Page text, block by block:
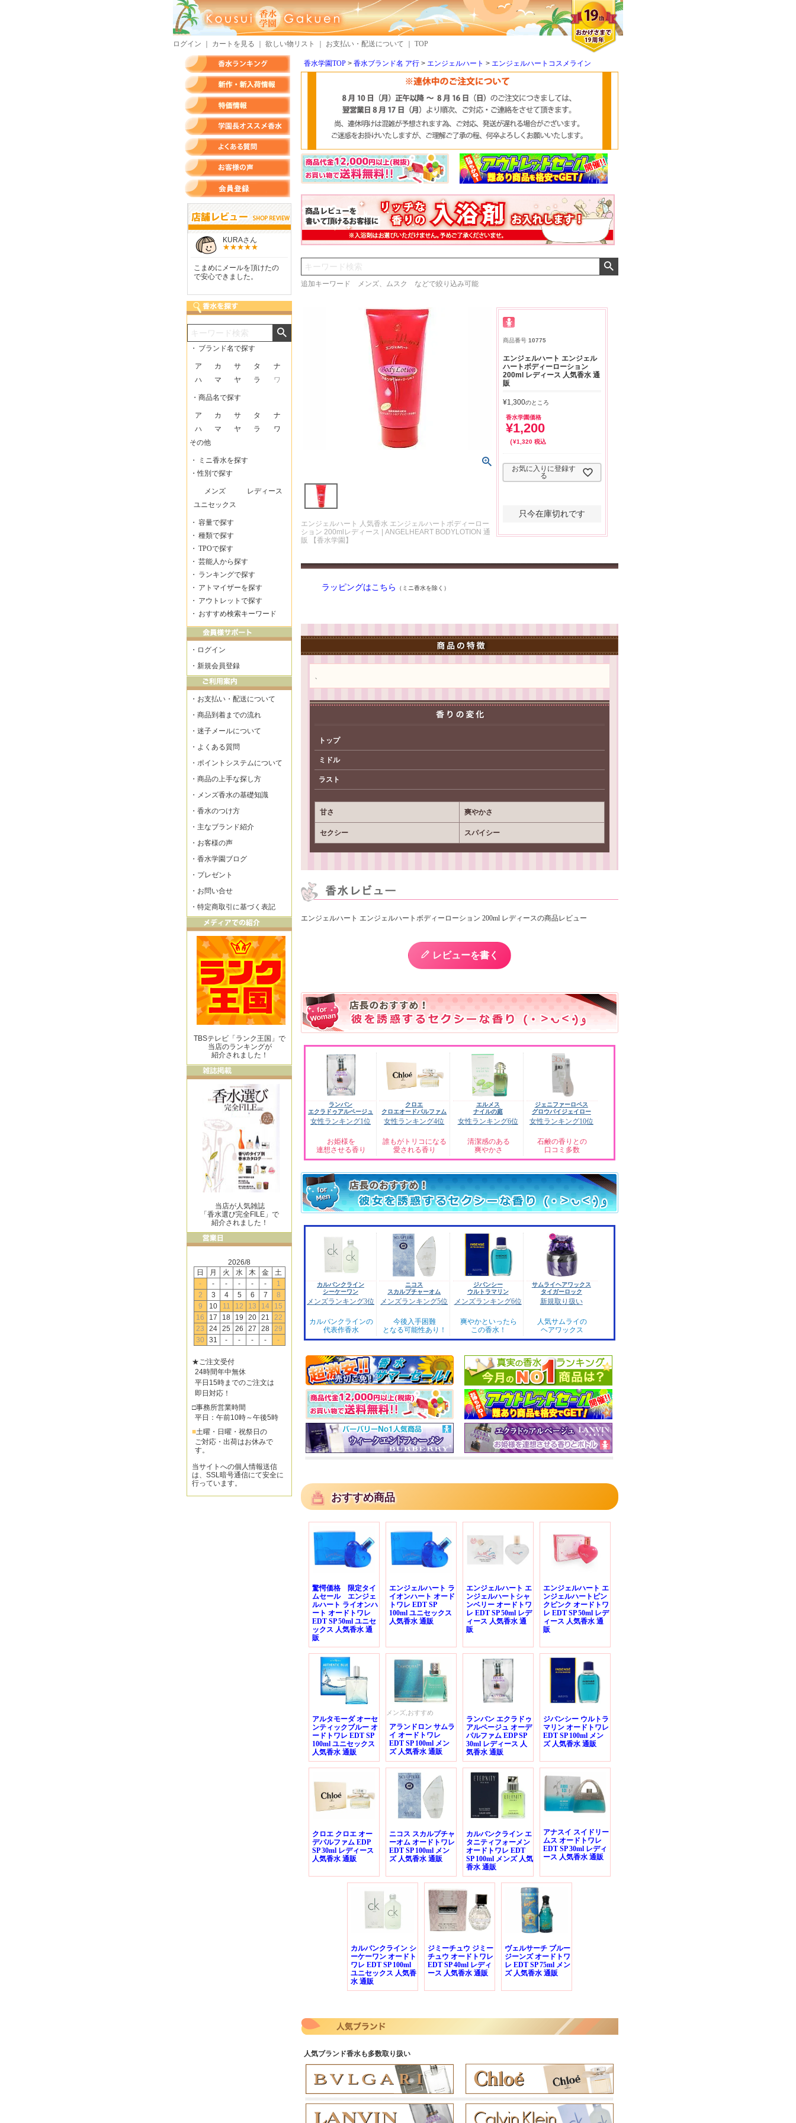
ログイン カートを見る 欲しい物リスト お支払い・配送について TOP
香水学園TOP 香水ブランド名 ア行 エンジェルハート エンジェルハートコスメライン
検索
追加キーワード メンズ、ムスク などで絞り込み可能
エンジェルハート 人気香水 エンジェルハートボディーロー
ション 200mlレディース | ANGELHEART BODYLOTION 通
販 【香水学園】
商品番号 10775
エンジェルハート エンジェル
ハートボディーローション
200ml レディース 人気香水 通
販
¥1,300のところ
香水学園価格
¥1,200
¥1,320 税込
お気に入りに登録す
る
只今在庫切れです
ラッピングはこちら （ミニ香水を除く）
、
トップ
ミドル
ラスト
甘さ 爽やかさ
セクシー スパイシー
エンジェルハート エンジェルハートボディーローション 200ml レディースの商品レビュー
レビューを書く
ランバン
エクラドゥアルページュ
女性ランキング1位
お姫様を
連想させる香り
クロエ
クロエオードパルファム
女性ランキング4位
誰もがトリコになる
愛される香り
エルメス
ナイルの庭
女性ランキング6位
清潔感のある
爽やかさ
ジェニファーロペス
グロウバイジェイロー
女性ランキング10位
石鹸の香りとの
口コミ多数
カルバンクライン
シーケーワン
メンズランキング3位
カルバンクラインの
代表作香水
ニコス
スカルプチャーオム
メンズランキング5位
今後入手困難
となる可能性あり！
ジバンシー
ウルトラマリン
メンズランキング6位
爽やかといったら
この香水！
サムライヘアワックス
タイガーロック
新規取り扱い
人気サムライの
ヘアワックス
おすすめ商品
驚愕価格 限定タイ
ムセール エンジェ
ルハート ライオンハ
ート オードトワレ
EDT SP 50ml ユニセ
ックス 人気香水 通
販
エンジェルハート ラ
イオンハート オード
トワレ EDT SP
100ml ユニセックス
人気香水 通販
エンジェルハート エ
ンジェルハートシャ
ンベリー オードトワ
レ EDT SP 50ml レデ
ィース 人気香水 通
販
エンジェルハート エ
ンジェルハートピン
クピンク オードトワ
レ EDT SP 50ml レデ
ィース 人気香水 通
販
アルタモーダ オーセ
ンティックブルー オ
ードトワレ EDT SP
100ml ユニセックス
人気香水 通販
メンズ,おすすめ
アランドロン サムラ
イ オードトワレ
EDT SP 100ml メン
ズ 人気香水 通販
ランバン エクラドゥ
アルページュ オーデ
パルファム EDP SP
30ml レディース 人
気香水 通販
ジバンシー ウルトラ
マリン オードトワレ
EDT SP 100ml メン
ズ 人気香水 通販
クロエ クロエ オー
デパルファム EDP
SP 30ml レディース
人気香水 通販
ニコス スカルプチャ
ーオム オードトワレ
EDT SP 100ml メン
ズ 人気香水 通販
カルバンクライン エ
タニティフォーメン
オードトワレ EDT
SP 100ml メンズ 人気
香水 通販
アナスイ スイドリー
ムス オードトワレ
EDT SP 30ml レディ
ース 人気香水 通販
カルバンクライン シ
ーケーワン オードト
ワレ EDT SP 100ml
ユニセックス 人気香
水 通販
ジミーチュウ ジミー
チュウ オードトワレ
EDT SP 40ml レディ
ース 人気香水 通販
ヴェルサーチ ブルー
ジーンズ オードトワ
レ EDT SP 75ml メン
ズ 人気香水 通販
人気ブランド香水も多数取り扱い
KURAさん
こまめにメールを頂けたの
で安心できました。
しらすさん
商品が早く届いたのでよか
ったです。また利用させて
もらいます！
MMさん
量試せるところが魅力でし
た。
クロエさん
した。またよろしくお願い
おまけありがとうございま
した。早速レビューを書き
・ ブランド名で探す
ア カ サ タ
ナ
ハ
マ ヤ ラ ワ
・商品名で探す
ア カ サ タ
ナ
ハ
マ ヤ ラ
ワ
その他
・
ミニ香水を探す
・性別で探す
メンズ
レディース
ユニセックス
・ 容量で探す
・ 種類で探す
・ TPOで探す
・ 芸能人から探す
・ ランキングで探す
・ アトマイザーを探す
・ アウトレットで探す
・ おすすめ検索キーワード
・ ログイン
・ 新規会員登録
・ お支払い・配送について
・ 商品到着までの流れ
・ 迷子メールについて
・ よくある質問
・ ポイントシステムについて
・ 商品の上手な探し方
・ メンズ香水の基礎知識
・ 香水のつけ方
・ 主なブランド紹介
・ お客様の声
・ 香水学園ブログ
・ プレゼント
・ お問い合せ
・ 特定商取引に基づく表記
TBSテレビ「ランク王国」で
当店のランキングが
紹介されました！
当店が人気雑誌
「香水選び完全FILE」で
紹介されました！
2026/8
日
月 火 水 木 金
土
-
- - - - -
1
2
3 4 5 6 7
8
9
10 11 12 13 14
15
16
17 18 19 20 21
22
23
24 25 26 27 28 29
30
31 - - - - -
★ご注文受付
24時間年中無休
平日15時までのご注文は
即日対応！
□事務所営業時間
平日：午前10時～午後5時
■土曜・日曜・祝祭日の
ご対応・出荷はお休みで
す。
当サイトへの個人情報送信
は、SSL暗号通信にて安全に
行っています。